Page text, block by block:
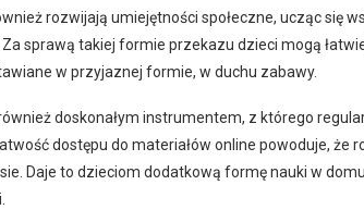
rozwijają umiejętności społeczne, ucząc się
sprawą takiej formie przekazu dzieci mogą
w przyjaznej formie, w duchu zabawy.
doskonałym instrumentem, z którego
dostępu do materiałów online powoduje,
Daje to dzieciom dodatkową formę nauki w